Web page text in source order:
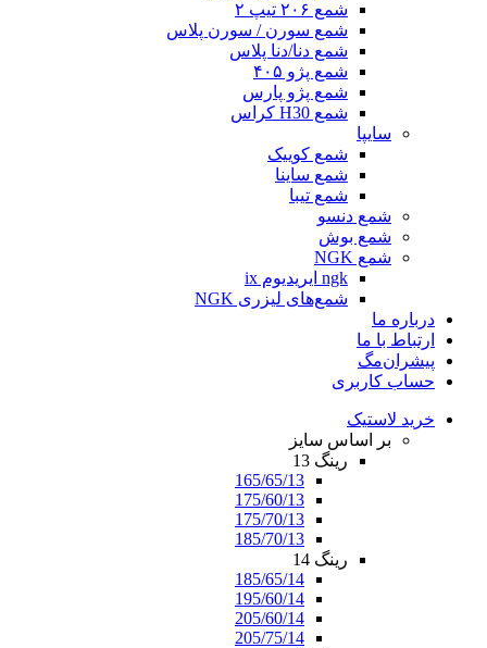
شمع ۲۰۶ تیپ ۲
شمع سورن / سورن پلاس
شمع دنا/دنا پلاس
شمع پژو ۴۰۵
شمع پژو پارس
شمع H30 کراس
سایپا
شمع کوییک
شمع ساینا
شمع تیبا
شمع دنسو
شمع بوش
شمع NGK
ngk ایریدیوم ix
شمع‌های لیزری NGK
درباره ما
ارتباط با ما
پیشران‌مگ
حساب کاربری
خرید لاستیک
بر اساس سایز
رینگ 13
165/65/13
175/60/13
175/70/13
185/70/13
رینگ 14
185/65/14
195/60/14
205/60/14
205/75/14